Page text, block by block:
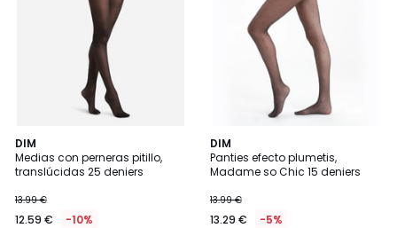
DIM
Medias con perneras pitillo,
translúcidas 25 deniers
13.99 €
12.59 € -10%
4,4
/ 5
DIM
Panties efecto plumetis,
Madame so Chic 15 deniers
13.99 €
13.29 € -5%
3,8
/ 5